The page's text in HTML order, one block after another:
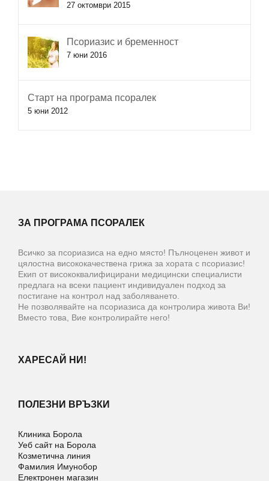
27 октомври 2015
Псориазис и бременност
7 юни 2016
Старт на програма псоралек
5 юни 2012
ЗА ПРОГРАМА ПСОРАЛЕК
Всичко за псориазиса на едно място! Пълноценен живот и
цялостна висококачествена грижа за хората с псориазис!
Екип от висококвалифицирани медицински специалисти
предлага на всеки пациент индивидуален подход за
постигане на контрол над заболяването.
Не позволявайте на псориазиса да контролира живота Ви!
Вместо това, Вие контролирайте него!
ХАРЕСАЙ НИ!
ПОЛЕЗНИ ВРЪЗКИ
Клиника Борола
Уеб сайт на Борола
Козметична линия
Фамилия Имунобор
Електронен магазин